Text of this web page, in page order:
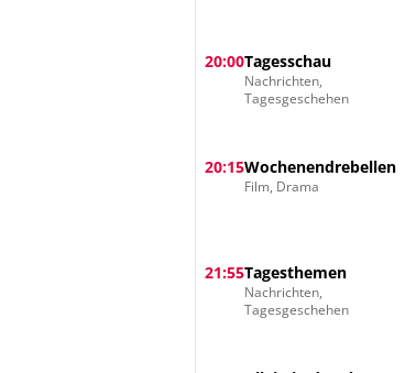
20:00Tagesschau
Nachrichten,
Tagesgeschehen
20:15Wochenendrebellen
Film, Drama
21:55Tagesthemen
Nachrichten,
Tagesgeschehen